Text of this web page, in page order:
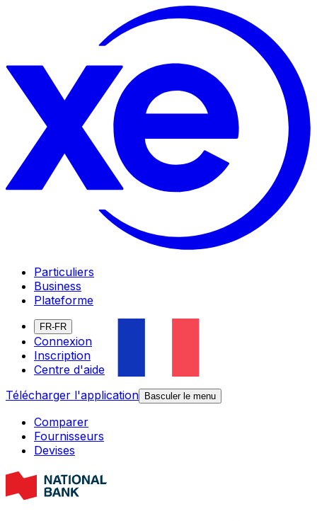
Particuliers
Business
Plateforme
FR-FR
Connexion
Inscription
Centre d'aide
Télécharger l'application
Basculer le menu
Comparer
Fournisseurs
Devises